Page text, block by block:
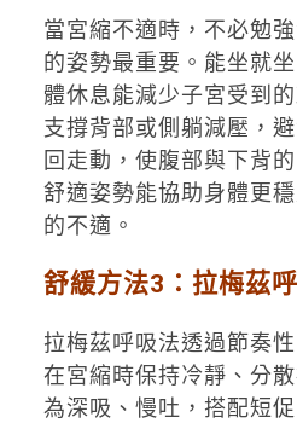
當宮縮不適時，不必勉
的姿勢最重要。能坐就
體休息能減少子宮受到
支撐背部或側躺減壓，
回走動，使腹部與下背
舒適姿勢能協助身體更
的不適。
舒緩方法3： 拉梅茲
拉梅茲呼吸法透過節奏
在宮縮時保持冷靜、分
為深吸、慢吐，搭配短